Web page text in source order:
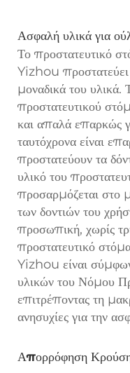
Ασφαλή υλικά για
Το προστατευτικό
Yizhou προστατεύει
μοναδικά του
προστατευτικού
και απαλά επαρκώς
ταυτόχρονα είναι
προστατεύουν τα
υλικό του
προσαρμόζεται στο
των δοντιών του
προσωπική, χωρίς
προστατευτικό
Yizhou είναι
υλικών του Νόμου
επιτρέποντας τη
ανησυχίες για την
Απορρόφηση